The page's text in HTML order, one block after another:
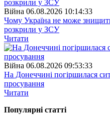
Війна 06.08.2026 10:14:33
Чому Україна не може
розкрили у ЗСУ
Читати
Війна 06.08.2026 09:53:33
На Донеччині погіршилася
просування
Читати
Популярнi статтi